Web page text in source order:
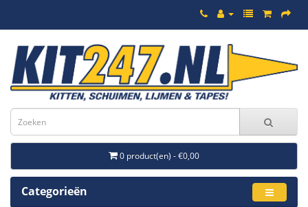
0 product(en) - €0,00
Categorieën